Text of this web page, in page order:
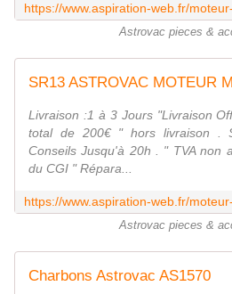
Astrovac pieces &
Livraison :1 à 3 Jours "Livraison
total de 200€ " hors livraison .
Conseils Jusqu'à 20h . " TVA non
du CGI " Répara...
Astrovac pieces &
Charbons Astrovac AS1570